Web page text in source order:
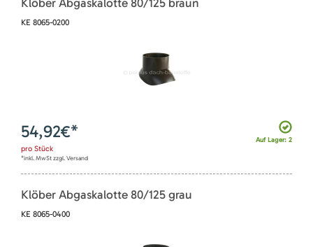
KE 8065-0200
Auf Lager: 2
54,92€*
pro Stück
*inkl. MwSt zzgl. Versand
Klöber Abgaskalotte 80/125 grau
KE 8065-0400